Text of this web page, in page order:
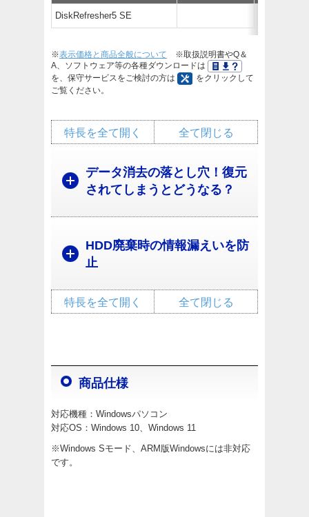
DiskRefresher5 SE
※表示価格と商品全般について ※取扱説明書やQ＆
A、ソフトウェア等の各種ダウンロードは
を、保守サービスをご検討の方は
をクリックして
ご覧ください。
全て閉じる
特長を全て開く
データ消去の落とし穴！復元
されてしまうとどうなる？
HDD廃棄時の情報漏えいを防
止
全て閉じる
特長を全て開く
商品仕様
対応機種：Windowsパソコン
対応OS：Windows 10、Windows 11
※Windows Sモード、ARM版Windowsには非対応
です。